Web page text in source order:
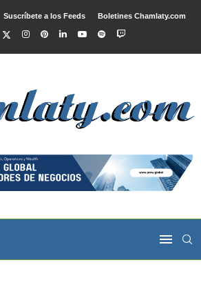
Suscríbete a los Feeds Boletines Chamlaty.com